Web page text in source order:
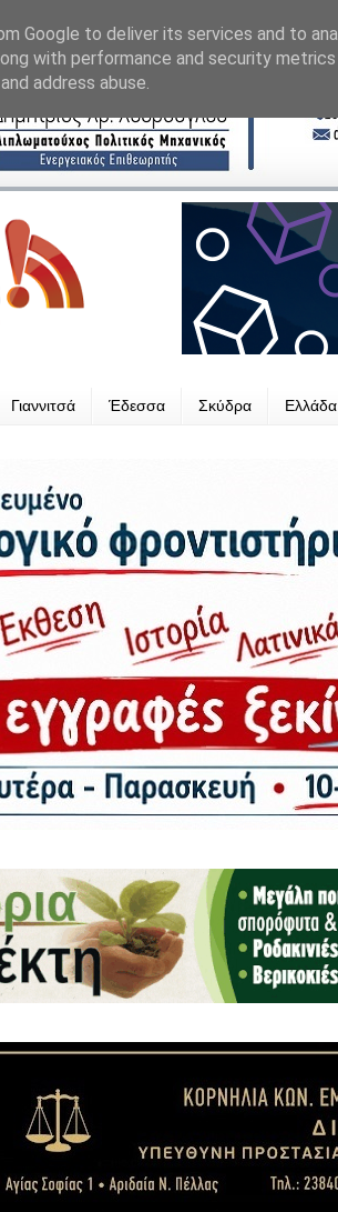
Γιαννιτσά Έδεσσα Σκύδρα Ελλάδα
Google to deliver its services and to
with performance and security
address abuse.